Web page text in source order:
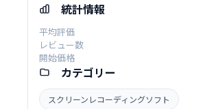
統計情報
平均評価
レビュー数
開始価格
カテゴリー
スクリーンレコーディングソフト